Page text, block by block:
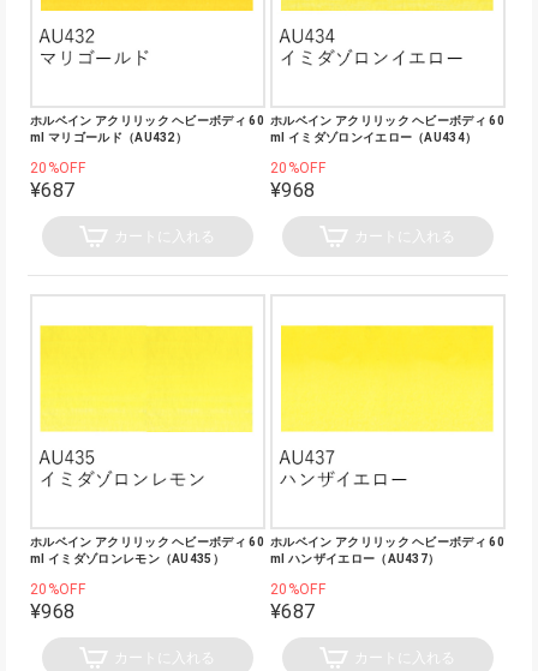
ホルベイン アクリリック ヘビーボディ 60
ml マリゴールド（AU432）
20%OFF
¥687
カートに入れる
ホルベイン アクリリック ヘビーボディ 60
ml イミダゾロンイエロー（AU434）
20%OFF
¥968
カートに入れる
ホルベイン アクリリック ヘビーボディ 60
ml イミダゾロンレモン（AU435）
20%OFF
¥968
カートに入れる
ホルベイン アクリリック ヘビーボディ 60
ml ハンザイエロー（AU437）
20%OFF
¥687
カートに入れる